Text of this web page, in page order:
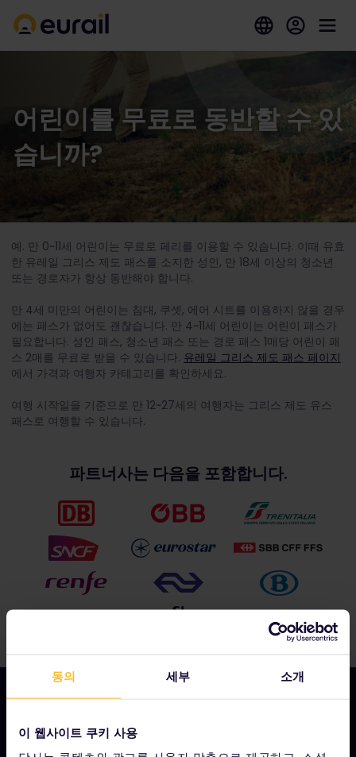
동의 세부 소개
이 웹사이트 쿠키 사용
어린이를 무료로 동반할 수 있
습니까?
예. 만 0~11세 어린이는 무료로 페리를 이용할 수 있습니다. 이때 유효
한 유레일 그리스 제도 패스를 소지한 성인, 만 18세 이상의 청소년
또는 경로자가 항상 동반해야 합니다.
만 4세 미만의 어린이는 침대, 쿠셋, 에어 시트를 이용하지 않을 경우
에는 패스가 없어도 괜찮습니다. 만 4~11세 어린이는 어린이 패스가
필요합니다. 성인 패스, 청소년 패스 또는 경로 패스 1매당 어린이 패
스 2매를 무료로 받을 수 있습니다. 유레일 그리스 제도 패스 페이지
에서 가격과 여행자 카테고리를 확인하세요.
여행 시작일을 기준으로 만 12~27세의 여행자는 그리스 제도 유스
패스로 여행할 수 있습니다.
파트너사는 다음을 포함합니다.